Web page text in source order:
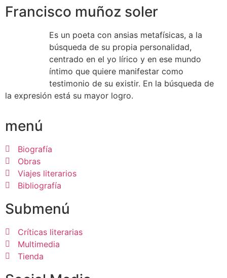
Francisco muñoz soler
Es un poeta con ansias metafísicas, a la
búsqueda de su propia personalidad,
centrado en el yo lírico y en ese mundo
íntimo que quiere manifestar como
testimonio de su existir. En la búsqueda de
la expresión está su mayor logro.
menú
Biografía
Obras
Viajes literarios
Bibliografía
Submenú
Críticas literarias
Multimedia
Tienda